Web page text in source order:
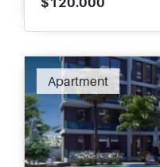
Apartment